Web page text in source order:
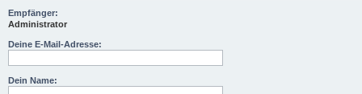
Empfänger:
Administrator
Deine E-Mail-Adresse:
Dein Name: